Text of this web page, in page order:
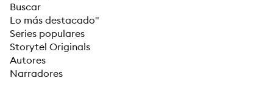
Buscar
Lo más destacado"
Series populares
Storytel Originals
Autores
Narradores